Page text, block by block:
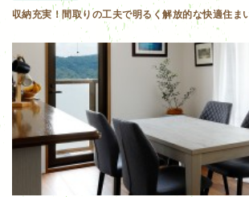
収納充実！間取りの工夫で明るく解放的な快適住ま